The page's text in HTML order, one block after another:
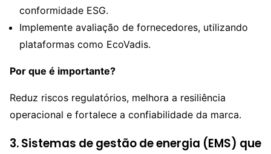
conformidade ESG.
Implemente avaliação de fornecedores, utilizando
plataformas como EcoVadis.
Por que é importante?
Reduz riscos regulatórios, melhora a resiliência
operacional e fortalece a confiabilidade da marca.
3. Sistemas de gestão de energia (EMS) que